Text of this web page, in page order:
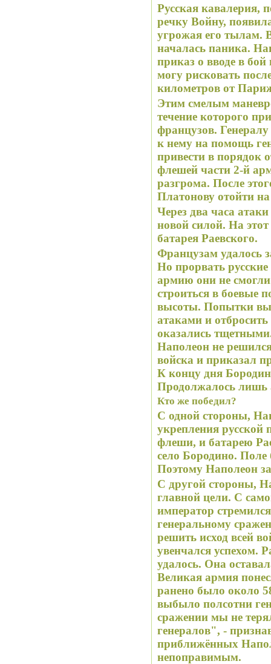
Русская кавалерия,
речку Войну,
угрожая его тылам.
началась паника.
приказ о вводе в
могу рисковать
километров от
Этим смелым
течение которого
французов.
к нему на помощь
привести в порядок
флешей части 2-й
разгрома. После
Платонову отойти
Через два часа
новой силой. На
батарея Раевского.
Французам удалось
Но прорвать
армию они не
строиться в боевые
высоты. Попытки
атаками и
оказались
Наполеон не
войска и приказал
К концу дня
Продолжалось лишь
Кто же победил?
С одной стороны,
укрепления
флеши, и батарею
село Бородино. Поле
Поэтому Наполеон
С другой стороны,
главной цели. С
император
генеральному
решить исход всей
увенчался успехом.
удалось. Она
Великая армия
ранено было около
выбыло полсотни
сражении мы не
генералов", -
приближённых
непоправимым.